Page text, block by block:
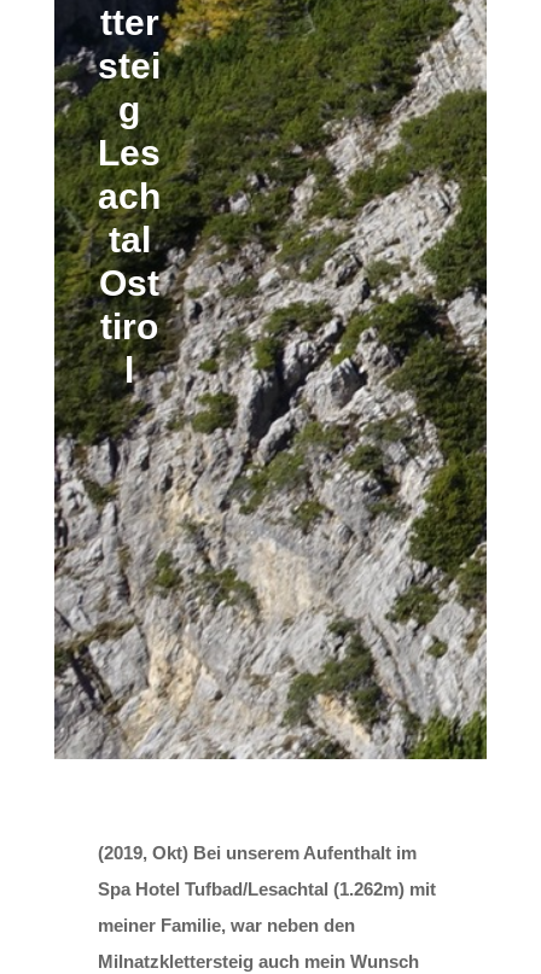
tter
stei
g
Les
ach
tal
Ost
tiro
l
(2019, Okt) Bei unserem Aufenthalt im
Spa Hotel Tufbad/Lesachtal (1.262m) mit
meiner Familie, war neben den
Milnatzklettersteig auch mein Wunsch